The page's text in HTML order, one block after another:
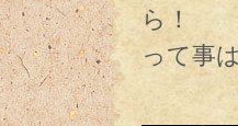
ら！
って事
山形